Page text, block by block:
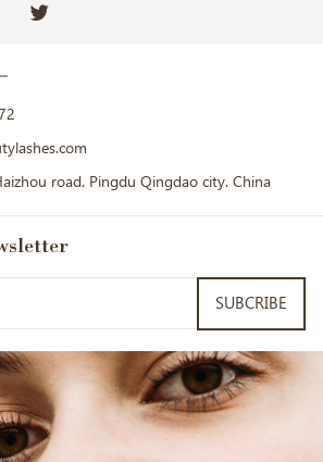
road. Pingdu Qingdao city. China
SUBCRIBE